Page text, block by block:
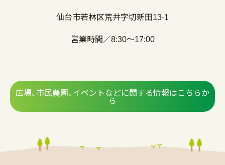
仙台市若林区荒井字切新田13-1
営業時間／8:30～17:00
広場、市民農園、イベントなどに関する情報はこちらか
ら